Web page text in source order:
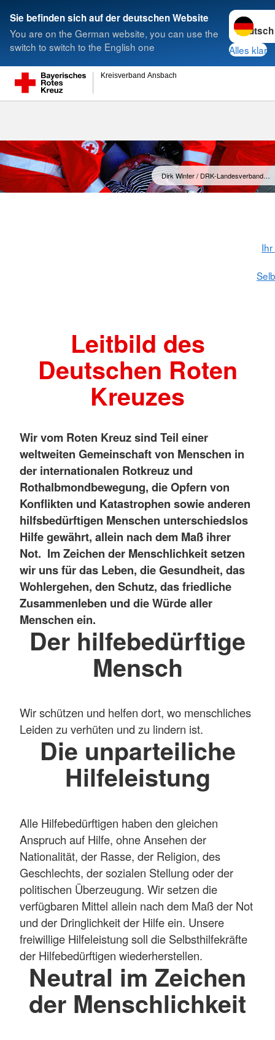
Sie befinden sich auf der deutschen Website
You are on the German website, you can use the
switch to switch to the English one
Sprache
Alles klar
Kreisverband Ansbach
Suche
Dirk Winter / DRK-Landesverband…
Leitbild des
Deutschen Roten
Kreuzes
Wir vom Roten Kreuz sind Teil einer
weltweiten Gemeinschaft von Menschen in
der internationalen Rotkreuz und
Rothalbmondbewegung, die Opfern von
Konflikten und Katastrophen sowie anderen
hilfsbedürftigen Menschen unterschiedslos
Hilfe gewährt, allein nach dem Maß ihrer
Not. Im Zeichen der Menschlichkeit setzen
wir uns für das Leben, die Gesundheit, das
Wohlergehen, den Schutz, das friedliche
Zusammenleben und die Würde aller
Menschen ein.
Der hilfebedürftige
Mensch
Wir schützen und helfen dort, wo menschliches
Leiden zu verhüten und zu lindern ist.
Die unparteiliche
Hilfeleistung
Alle Hilfebedürftigen haben den gleichen
Anspruch auf Hilfe, ohne Ansehen der
Nationalität, der Rasse, der Religion, des
Geschlechts, der sozialen Stellung oder der
politischen Überzeugung. Wir setzen die
verfügbaren Mittel allein nach dem Maß der Not
und der Dringlichkeit der Hilfe ein. Unsere
freiwillige Hilfeleistung soll die Selbsthilfekräfte
der Hilfebedürftigen wiederherstellen.
Neutral im Zeichen
der Menschlichkeit